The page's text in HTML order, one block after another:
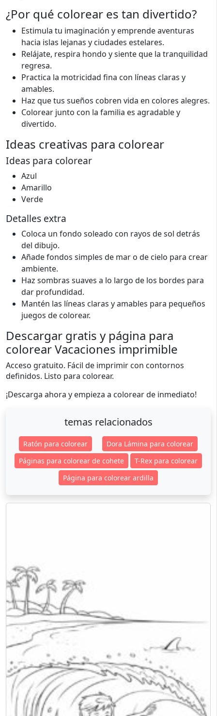
¿Por qué colorear es tan divertido?
Estimula tu imaginación y emprende aventuras
hacia islas lejanas y ciudades estelares.
Relájate, respira hondo y siente que la tranquilidad
regresa.
Practica la motricidad fina con líneas claras y
amables.
Haz que tus sueños cobren vida en colores alegres.
Colorear junto con la familia es agradable y
divertido.
Ideas creativas para colorear
Ideas para colorear
Azul
Amarillo
Verde
Detalles extra
Coloca un fondo soleado con rayos de sol detrás
del dibujo.
Añade fondos simples de mar o de cielo para crear
ambiente.
Haz sombras suaves a lo largo de los bordes para
dar profundidad.
Mantén las líneas claras y amables para pequeños
juegos de colorear.
Descargar gratis y página para
colorear Vacaciones imprimible
Acceso gratuito. Fácil de imprimir con contornos
definidos. Listo para colorear.
¡Descarga ahora y empieza a colorear de inmediato!
temas relacionados
Ratón para colorear
Dora Lámina para colorear
Páginas para colorear de cohete
T-Rex para colorear
Página para colorear ardilla